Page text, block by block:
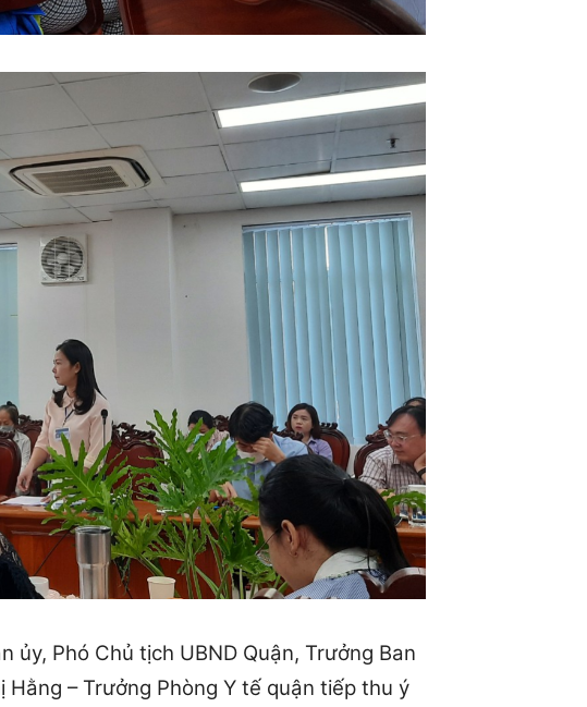
ủy, Phó Chủ tịch UBND Quận, Trưởng Ban
– Trưởng Phòng Y tế quận tiếp thu ý